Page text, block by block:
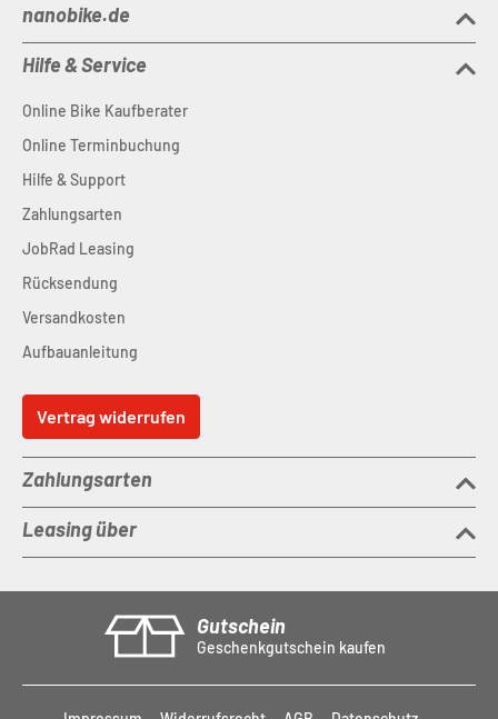
nanobike.de
Hilfe & Service
Online Bike Kaufberater
Online Terminbuchung
Hilfe & Support
Zahlungsarten
JobRad Leasing
Rücksendung
Versandkosten
Aufbauanleitung
Vertrag widerrufen
Zahlungsarten
Leasing über
Gutschein
Geschenkgutschein kaufen